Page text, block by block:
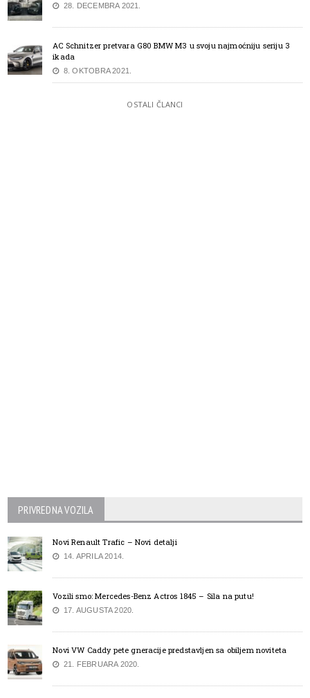
28. DECEMBRA 2021.
AC Schnitzer pretvara G80 BMW M3 u svoju najmoćniju seriju 3
ikada
8. OKTOBRA 2021.
OSTALI ČLANCI
PRIVREDNA VOZILA
Novi Renault Trafic – Novi detalji
14. APRILA 2014.
Vozili smo: Mercedes-Benz Actros 1845 – Sila na putu!
17. AUGUSTA 2020.
Novi VW Caddy pete gneracije predstavljen sa obiljem noviteta
21. FEBRUARA 2020.